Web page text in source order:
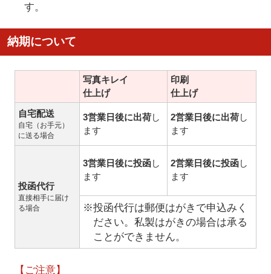
す。
納期について
写真キレイ
仕上げ
印刷
仕上げ
自宅配送
自宅（お手元）
に送る場合
3営業日後に出荷し
ます
2営業日後に出荷し
ます
投函代行
直接相手に届け
る場合
3営業日後に投函し
ます
2営業日後に投函し
ます
※投函代行は郵便はがきで申込みく
ださい。私製はがきの場合は承る
ことができません。
【ご注意】